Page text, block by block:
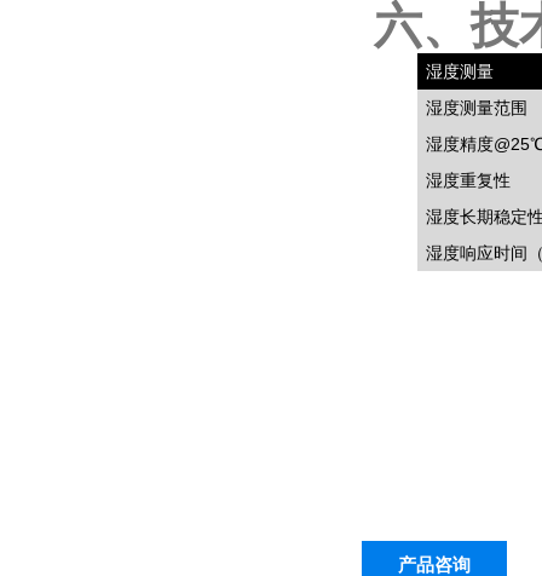
六、技
湿度测量
湿度测量范围
湿度精度@25
湿度重复性
湿度长期稳定
湿度响应时间
产品咨询